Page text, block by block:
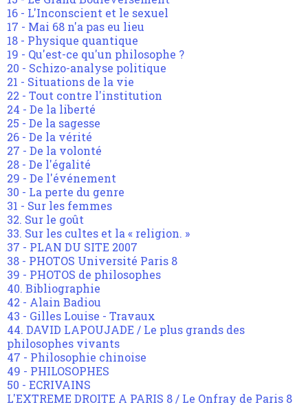
16 - L'Inconscient et le sexuel
17 - Mai 68 n'a pas eu lieu
18 - Physique quantique
19 - Qu'est-ce qu'un philosophe ?
20 - Schizo-analyse politique
21 - Situations de la vie
22 - Tout contre l'institution
24 - De la liberté
25 - De la sagesse
26 - De la vérité
27 - De la volonté
28 - De l'égalité
29 - De l'événement
30 - La perte du genre
31 - Sur les femmes
32. Sur le goût
33. Sur les cultes et la « religion. »
37 - PLAN DU SITE 2007
38 - PHOTOS Université Paris 8
39 - PHOTOS de philosophes
40. Bibliographie
42 - Alain Badiou
43 - Gilles Louise - Travaux
44. DAVID LAPOUJADE / Le plus grands des
philosophes vivants
47 - Philosophie chinoise
49 - PHILOSOPHES
50 - ECRIVAINS
L'EXTREME DROITE A PARIS 8 / Le Onfray de Paris 8